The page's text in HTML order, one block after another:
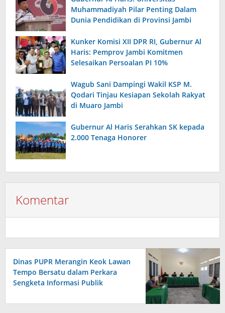
Muhammadiyah Pilar Penting Dalam
Dunia Pendidikan di Provinsi Jambi
Kunker Komisi XII DPR RI, Gubernur Al
Haris: Pemprov Jambi Komitmen
Selesaikan Persoalan PI 10%
Wagub Sani Dampingi Wakil KSP M.
Qodari Tinjau Kesiapan Sekolah Rakyat
di Muaro Jambi
Gubernur Al Haris Serahkan SK kepada
2.000 Tenaga Honorer
Komentar
Dinas PUPR Merangin Keok Lawan
Tempo Bersatu dalam Perkara
Sengketa Informasi Publik